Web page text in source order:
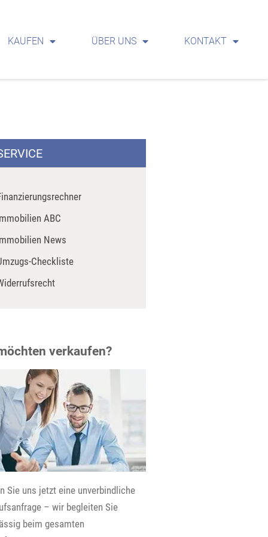
KAUFEN ÜBER UNS KONTAKT
ABC
News
Checkliste
verkaufen?
Sie uns jetzt eine unverbindliche
– wir begleiten Sie
beim gesamten